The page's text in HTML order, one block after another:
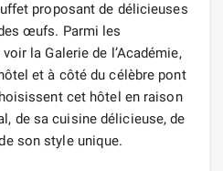
proposant de délicieuses
œufs. Parmi les
la Galerie de l’Académie,
et à côté du célèbre pont
cet hôtel en raison
de sa cuisine délicieuse, de
son style unique.